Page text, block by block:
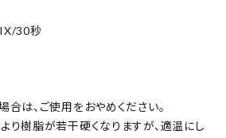
30秒
は、ご使用をおやめください。
り樹脂が若干硬くなりますが、適温にし